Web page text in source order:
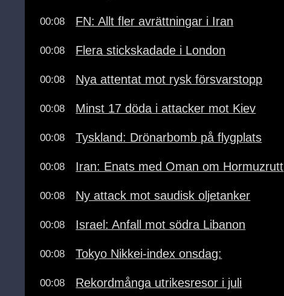
00:08 FN: Allt fler avrättningar i Iran
00:08 Flera stickskadade i London
00:08 Nya attentat mot rysk försvarstopp
00:08 Minst 17 döda i attacker mot Kiev
00:08 Tyskland: Drönarbomb på flygplats
00:08 Iran: Enats med Oman om Hormuzrutt
00:08 Ny attack mot saudisk oljetanker
00:08 Israel: Anfall mot södra Libanon
00:08 Tokyo Nikkei-index onsdag:
00:08 Rekordmånga utrikesresor i juli